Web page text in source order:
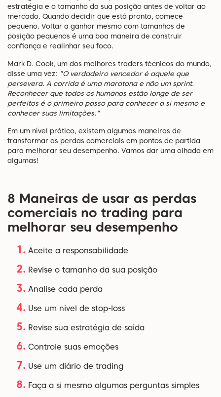
estratégia e o tamanho da sua posição antes de voltar ao
mercado. Quando decidir que está pronto, comece
pequeno. Voltar a ganhar mesmo com tamanhos de
posição pequenos é uma boa maneira de construir
confiança e realinhar seu foco.
Mark D. Cook, um dos melhores traders técnicos do mundo,
disse uma vez: "O verdadeiro vencedor é aquele que
persevera. A corrida é uma maratona e não um sprint.
Reconhecer que todos os humanos estão longe de ser
perfeitos é o primeiro passo para conhecer a si mesmo e
conhecer suas limitações."
Em um nível prático, existem algumas maneiras de
transformar as perdas comerciais em pontos de partida
para melhorar seu desempenho. Vamos dar uma olhada em
algumas!
8 Maneiras de usar as perdas
comerciais no trading para
melhorar seu desempenho
Aceite a responsabilidade
Revise o tamanho da sua posição
Analise cada perda
Use um nível de stop-loss
Revise sua estratégia de saída
Controle suas emoções
Use um diário de trading
Faça a si mesmo algumas perguntas simples